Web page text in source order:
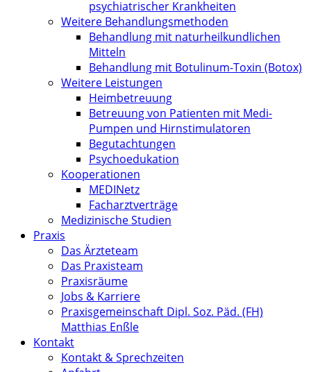
psychiatrischer Krankheiten
Weitere Behandlungsmethoden
Behandlung mit naturheilkundlichen
Mitteln
Behandlung mit Botulinum-Toxin (Botox)
Weitere Leistungen
Heimbetreuung
Betreuung von Patienten mit Medi-
Pumpen und Hirnstimulatoren
Begutachtungen
Psychoedukation
Kooperationen
MEDINetz
Facharztverträge
Medizinische Studien
Praxis
Das Ärzteteam
Das Praxisteam
Praxisräume
Jobs & Karriere
Praxisgemeinschaft Dipl. Soz. Päd. (FH)
Matthias Enßle
Kontakt
Kontakt & Sprechzeiten